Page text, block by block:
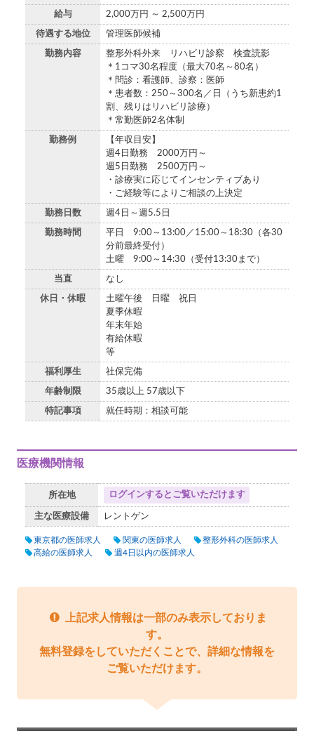
給与 2,000万円 ～ 2,500万円
待遇する地位 管理医師候補
勤務内容
整形外科外来 リハビリ診察 検査読影
＊1コマ30名程度（最大70名～80名）
＊問診：看護師、診察：医師
＊患者数：250～300名／日（うち新患約1
割、残りはリハビリ診療）
＊常勤医師2名体制
勤務例
【年収目安】
週4日勤務 2000万円～
週5日勤務 2500万円～
・診療実に応じてインセンティブあり
・ご経験等によりご相談の上決定
勤務日数 週4日～週5.5日
勤務時間
平日 9:00～13:00／15:00～18:30（各30
分前最終受付）
土曜 9:00～14:30（受付13:30まで）
当直 なし
休日・休暇
土曜午後 日曜 祝日
夏季休暇
年末年始
有給休暇
等
福利厚生 社保完備
年齢制限 35歳以上 57歳以下
特記事項 就任時期：相談可能
医療機関情報
所在地 ログインするとご覧いただけます
主な医療設備 レントゲン
東京都の医師求人 関東の医師求人
整形外科の医師求人
高給の医師求人
週4日以内の医師求人
上記求人情報は一部のみ表示しておりま
す。
無料登録をしていただくことで、詳細な情報を
ご覧いただけます。